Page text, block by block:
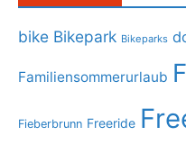
bike Bikepark Bikeparks
Familiensommerurlaub
Fieberbrunn Freeride